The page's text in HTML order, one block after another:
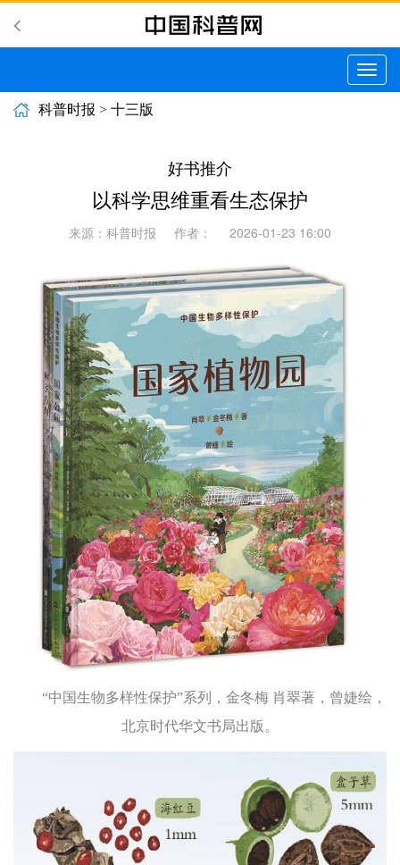
切
换
科普时报 > 十三版
好书推介
以科学思维重看生态保护
来源：科普时报 作者： 2026-01-23 16:00
“中国生物多样性保护”系列，金冬梅 肖翠著，曾婕绘，
北京时代华文书局出版。